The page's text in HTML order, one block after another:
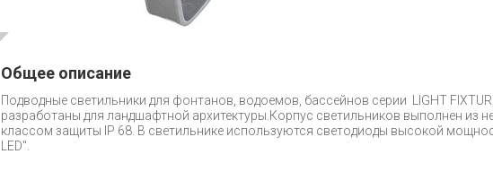
Общее описание
Подводные светильники для фонтанов, водоемов, бассейнов серии LIGHT
разработаны для ландшафтной архитектуры.Корпус светильников выполнен из
классом защиты IP 68. В светильнике используются светодиоды высокой
LED".